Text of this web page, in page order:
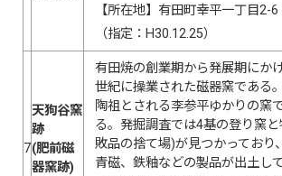
【所在地】有田町幸平一丁目2-6
（指定：H30.12.25）
7
天狗谷窯
跡
(肥前磁
器窯跡)
有田焼の創業期から発展期にか
世紀に操業された磁器窯である
陶祖とされる李参平ゆかりの窯
る。発掘調査では4基の登り窯
敗品の捨て場)が見つかっており
青磁、鉄釉などの製品が出土して